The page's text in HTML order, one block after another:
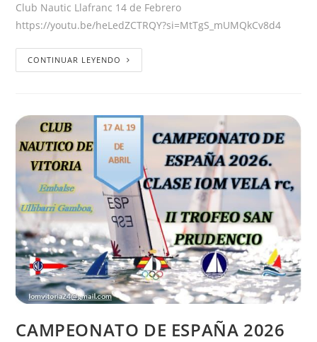
Club Nautic Llafranc 14 de Febrero
https://youtu.be/heLedZCTRQY?si=MtTgS_mUMQkCv8d4
CONTINUAR LEYENDO
CAMPEONATO DE ESPAÑA 2026